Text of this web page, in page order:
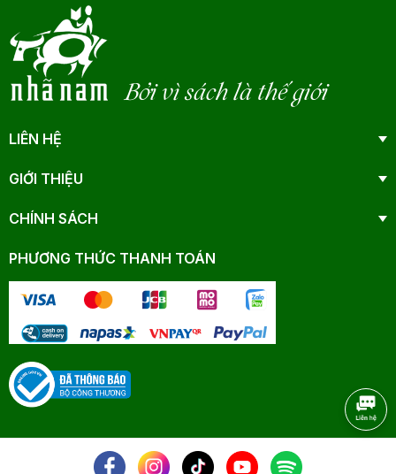
Bởi vì sách là thế giới
LIÊN HỆ
GIỚI THIỆU
CHÍNH SÁCH
PHƯƠNG THỨC THANH TOÁN